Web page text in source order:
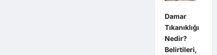
Damar
Tıkanıklığı
Nedir?
Belirtileri,